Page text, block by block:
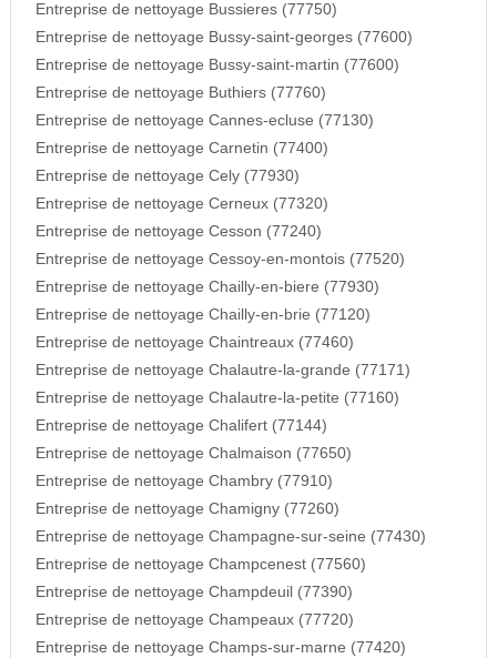
Entreprise de nettoyage Bussieres (77750)
Entreprise de nettoyage Bussy-saint-georges (77600)
Entreprise de nettoyage Bussy-saint-martin (77600)
Entreprise de nettoyage Buthiers (77760)
Entreprise de nettoyage Cannes-ecluse (77130)
Entreprise de nettoyage Carnetin (77400)
Entreprise de nettoyage Cely (77930)
Entreprise de nettoyage Cerneux (77320)
Entreprise de nettoyage Cesson (77240)
Entreprise de nettoyage Cessoy-en-montois (77520)
Entreprise de nettoyage Chailly-en-biere (77930)
Entreprise de nettoyage Chailly-en-brie (77120)
Entreprise de nettoyage Chaintreaux (77460)
Entreprise de nettoyage Chalautre-la-grande (77171)
Entreprise de nettoyage Chalautre-la-petite (77160)
Entreprise de nettoyage Chalifert (77144)
Entreprise de nettoyage Chalmaison (77650)
Entreprise de nettoyage Chambry (77910)
Entreprise de nettoyage Chamigny (77260)
Entreprise de nettoyage Champagne-sur-seine (77430)
Entreprise de nettoyage Champcenest (77560)
Entreprise de nettoyage Champdeuil (77390)
Entreprise de nettoyage Champeaux (77720)
Entreprise de nettoyage Champs-sur-marne (77420)